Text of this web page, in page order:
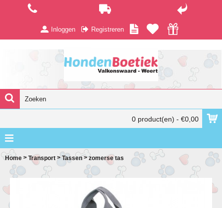
Inloggen Registreren
0 product(en) - €0,00
Home > Transport >Tassen >zomerse tas